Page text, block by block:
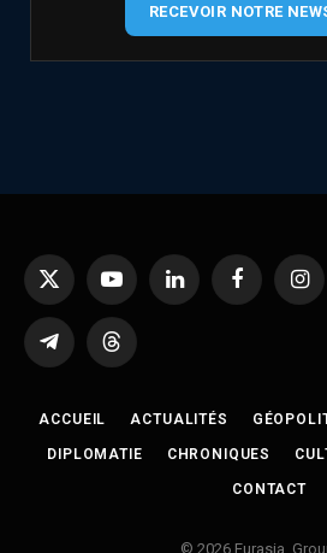
RECEVOIR NOTRE
X
YouTubeLinkedIn Facebook
TelegramThreads
ACCUEIL ACTUALITÉS
DIPLOMATIE CHRONIQUES
CONTACT
© 2026 Eurasia.